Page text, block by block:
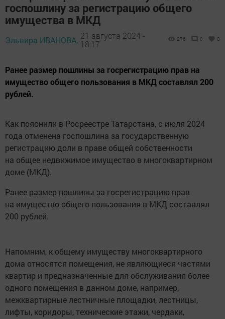
госпошлину за регистрацию общего
имущества в МКД
Эльвира ИВАНОВА, 21 августа 2024 -
18:17
276 0 0
Ранее размер пошлины за госрегистрацию прав на
имущество общего пользования в МКД составлял 200
рублей.
Как пояснили в Росреестре Татарстана, с июля 2024
года отменена госпошлина за государственную
регистрацию доли в праве общей собственности
на общее недвижимое имущество в многоквартирном
доме (МКД).
Ранее размер пошлины за госрегистрацию прав
на имущество общего пользования в МКД составлял
200 рублей.
Напомним, к общему имуществу многоквартирного
дома относятся помещения, не являющиеся частями
квартир и предназначенные для обслуживания более
одного помещения в данном доме, например,
межквартирные лестничные площадки, лестницы,
лифты, коридоры, технические этажи, чердаки,